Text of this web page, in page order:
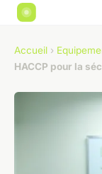
Accueil ›
HACCP pour la